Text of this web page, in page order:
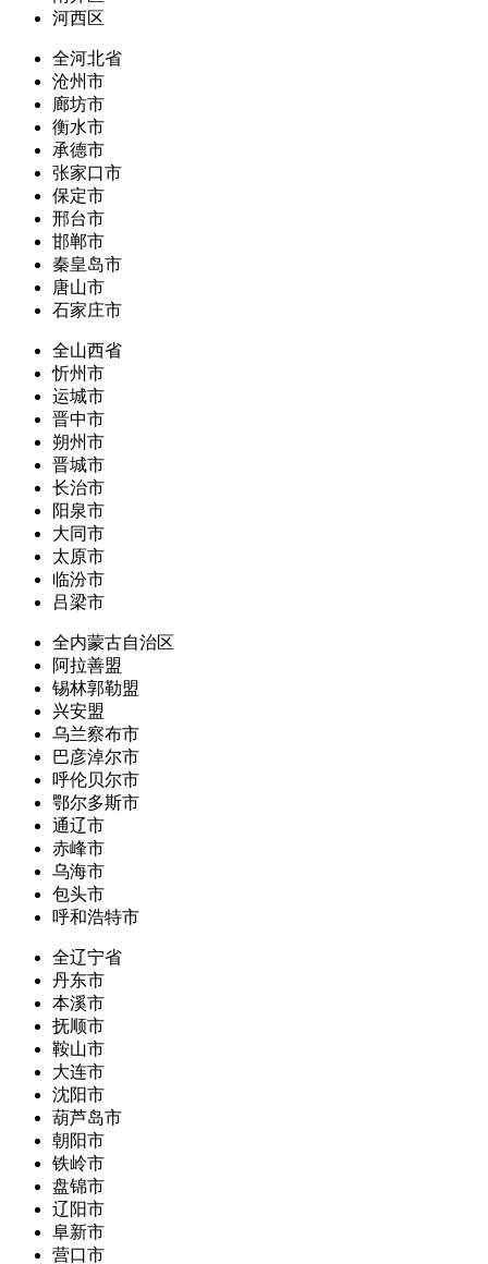
河西区
全河北省
沧州市
廊坊市
衡水市
承德市
张家口市
保定市
邢台市
邯郸市
秦皇岛市
唐山市
石家庄市
全山西省
忻州市
运城市
晋中市
朔州市
晋城市
长治市
阳泉市
大同市
太原市
临汾市
吕梁市
全内蒙古自治区
阿拉善盟
锡林郭勒盟
兴安盟
乌兰察布市
巴彦淖尔市
呼伦贝尔市
鄂尔多斯市
通辽市
赤峰市
乌海市
包头市
呼和浩特市
全辽宁省
丹东市
本溪市
抚顺市
鞍山市
大连市
沈阳市
葫芦岛市
朝阳市
铁岭市
盘锦市
辽阳市
阜新市
营口市